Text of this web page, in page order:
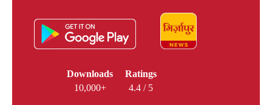
Downloads
10,000+
Ratings
4.4 / 5